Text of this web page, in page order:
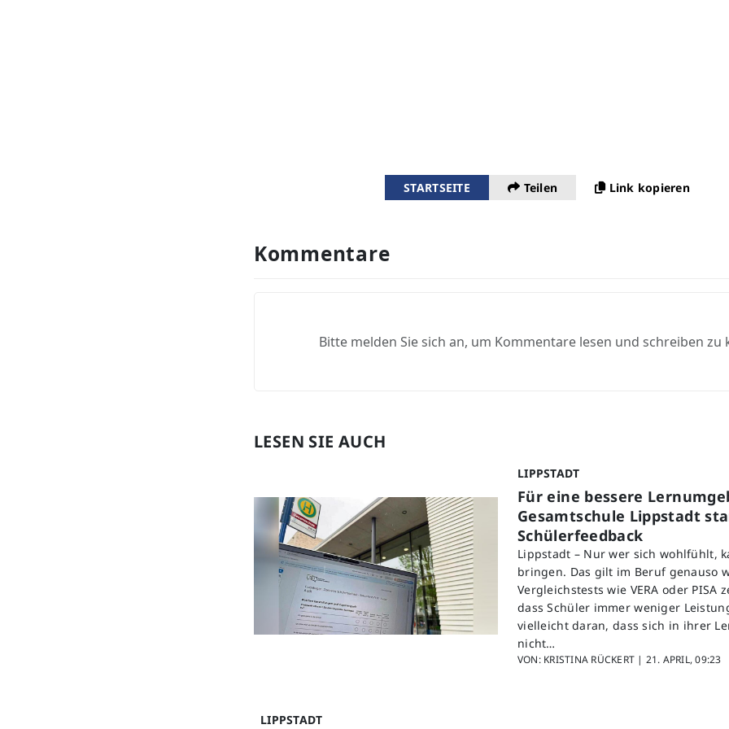
STARTSEITE Teilen Link kopieren
Kommentare
Bitte melden Sie sich an, um Kommentare lesen und schreiben zu
LESEN SIE AUCH
LIPPSTADT
Für eine bessere
Gesamtschule Lippstadt
Schülerfeedback
Lippstadt – Nur wer sich wohlfühlt,
bringen. Das gilt im Beruf genauso
Vergleichstests wie VERA oder PISA
dass Schüler immer weniger
vielleicht daran, dass sich in ihrer
nicht…
VON: KRISTINA RÜCKERT | 21. APRIL, 09:23
LIPPSTADT